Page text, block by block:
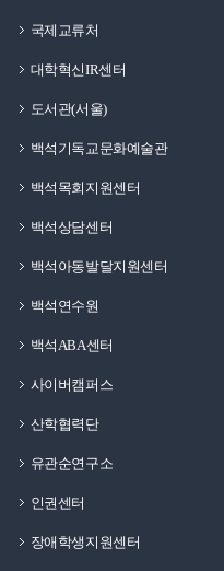
국제교류처
대학혁신IR센터
도서관(서울)
백석기독교문화예술관
백석목회지원센터
백석상담센터
백석아동발달지원센터
백석연수원
백석ABA센터
사이버캠퍼스
산학협력단
유관순연구소
인권센터
장애학생지원센터